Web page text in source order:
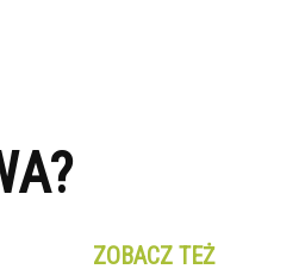
ZOBACZ TEŻ